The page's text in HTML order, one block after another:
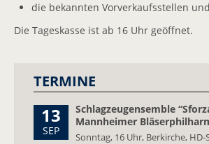
die bekannten Vorverkaufsstellen und
Die Tageskasse ist ab 16 Uhr geöffnet.
TERMINE
13
SEP
Schlagzeugensemble
Mannheimer
Sonntag, 16 Uhr, Berkirche, HD-